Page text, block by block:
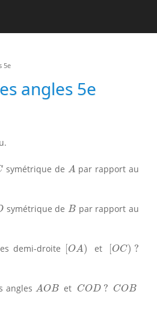
5e
angles 5e
symétrique de A
A par rapport au
symétrique de B
Bpar rapport au
demi-droite [OA)
[O A) et [OC) ?
[OC) ?
angles AOB
AOB et COD ?
COD? COB
COB